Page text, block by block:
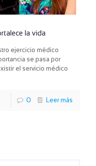
la vida
ejercicio médico
se pasa por
el servicio médico
0 Leer más